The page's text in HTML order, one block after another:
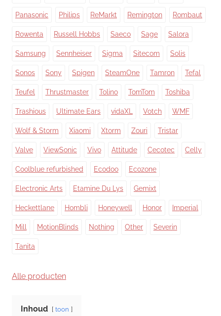
Panasonic Philips ReMarkt Remington Rombaut
Rowenta Russell Hobbs Saeco Sage Salora
Samsung Sennheiser Sigma Sitecom Solis
Sonos Sony Spigen SteamOne Tamron Tefal
Teufel Thrustmaster Tolino TomTom Toshiba
Trashious Ultimate Ears vidaXL Votch WMF
Wolf & Storm Xiaomi Xtorm Zouri Tristar
Valve ViewSonic Vivo Attitude Cecotec Celly
Coolblue refurbished Ecodoo Ecozone
Electronic Arts Etamine Du Lys Gemixt
Heckettlane Hombli Honeywell Honor Imperial
Mill MotionBlinds Nothing Other Severin
Tanita
Alle producten
Inhoud toon